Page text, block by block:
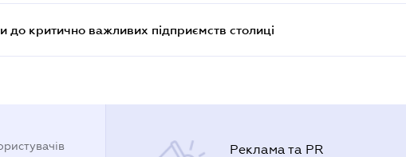
критично важливих підприємств столиці
Реклама та PR